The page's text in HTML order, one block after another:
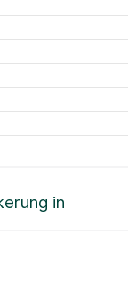
in